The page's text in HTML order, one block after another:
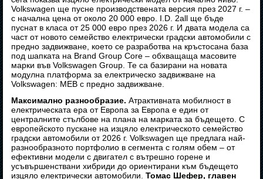
Volkswagen ще пусне производствената версия през 2027 г. –
с начална цена от около 20 000 евро. I.D. 2all ще бъде
пуснат в класа от 25 000 евро през 2026 г. И двата модела са
част от новото семейство електрически градски автомобили с
предно задвижване, което се разработва на кръстосана база
под шапката на Brand Group Core – обхващаща масовите
марки във Volkswagen Group. Те са базирани на новата
модулна платформа за електрическо задвижване на
Volkswagen: MEB с предно задвижване.
Максимално разнообразие. Атрактивната мобилност в
електрическата ера от Европа за Европа е един от
централните стълбове на плана на марката за бъдещето. С
европейското пускане на изцяло електрическото семейство
градски автомобили от 2026 г. Volkswagen ще предлага най-
разнообразното портфолио в сегмента с голям обем – от
ефективни модели с двигател с вътрешно горене и
усъвършенствани хибриди до ориентирани към бъдещето
изцяло електрически автомобили.Томас Шефер, главен